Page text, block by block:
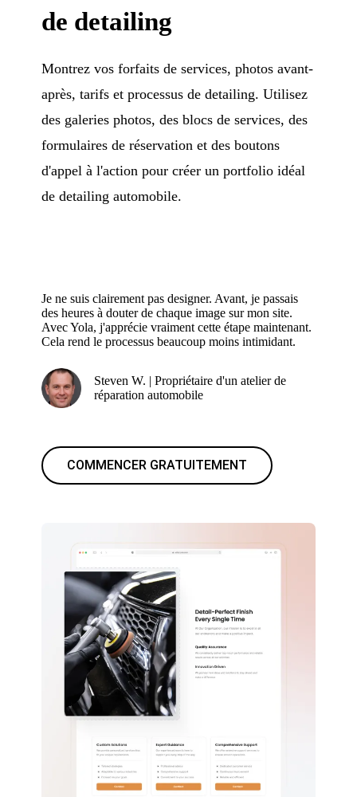
de detailing
Montrez vos forfaits de services, photos avant-
après, tarifs et processus de detailing. Utilisez
des galeries photos, des blocs de services, des
formulaires de réservation et des boutons
d'appel à l'action pour créer un portfolio idéal
de detailing automobile.
Je ne suis clairement pas designer. Avant, je passais
des heures à douter de chaque image sur mon site.
Avec Yola, j'apprécie vraiment cette étape maintenant.
Cela rend le processus beaucoup moins intimidant.
Steven W. | Propriétaire d'un atelier de
réparation automobile
COMMENCER GRATUITEMENT